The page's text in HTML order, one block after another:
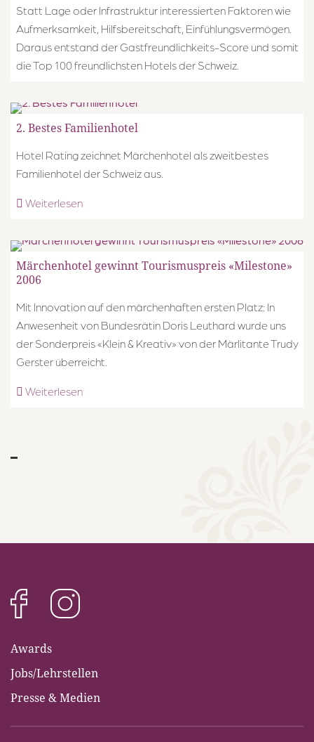
Statt Lage oder Infrastruktur interessierten Faktoren wie
Aufmerksamkeit, Hilfsbereitschaft, Einfühlungsvermögen.
Daraus entstand der Gastfreundlichkeits-Score und somit
die Top 100 freundlichsten Hotels der Schweiz.
2. Bestes Familienhotel
Hotel Rating zeichnet Märchenhotel als zweitbestes
Familienhotel der Schweiz aus.
Weiterlesen
Märchenhotel gewinnt Tourismuspreis «Milestone»
2006
Mit Innovation auf den märchenhaften ersten Platz: In
Anwesenheit von Bundesrätin Doris Leuthard wurde uns
der Sonderpreis «Klein & Kreativ» von der Märlitante Trudy
Gerster überreicht.
Weiterlesen
Awards
Jobs/Lehrstellen
Presse & Medien